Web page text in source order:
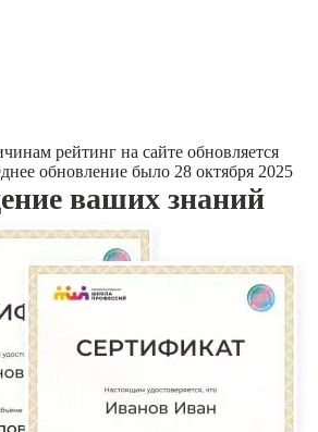
рейтинг на сайте обновляется
обновление было 28 октября 2025
ваших знаний